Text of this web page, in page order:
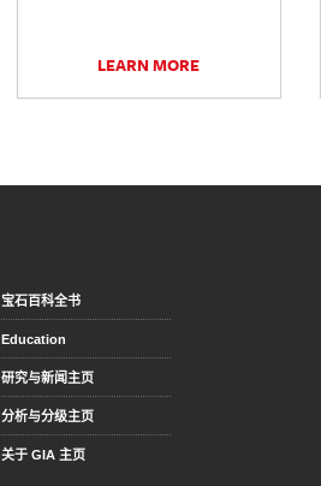
LEARN MORE
宝石百科全书
Education
研究与新闻主页
分析与分级主页
关于 GIA 主页